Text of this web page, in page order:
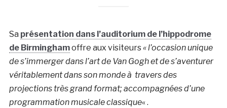
Sa présentation dans l’auditorium de l’hippodrome
de Birminghamoffre aux visiteurs« l’occasion unique
de s’immerger dans l’art de Van Gogh et de s’aventurer
véritablement dans son monde à travers des
projections très grand format; accompagnées d’une
programmation musicale classique« .